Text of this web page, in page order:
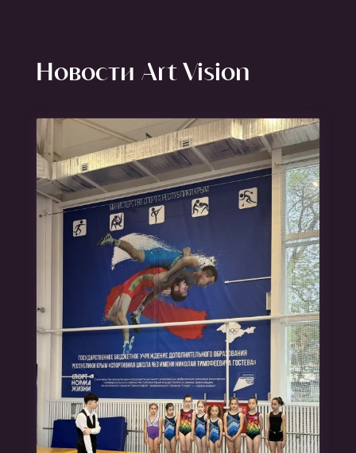
Новости Art Vision